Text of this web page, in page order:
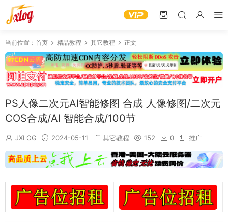
当前位置： 首页 精品教程 其它教程 正文
PS人像二次元AI智能修图 合成 人像修图/二次元
COS合成/AI 智能合成/100节
JXLOG 2024-05-11 其它教程 152 0 推广